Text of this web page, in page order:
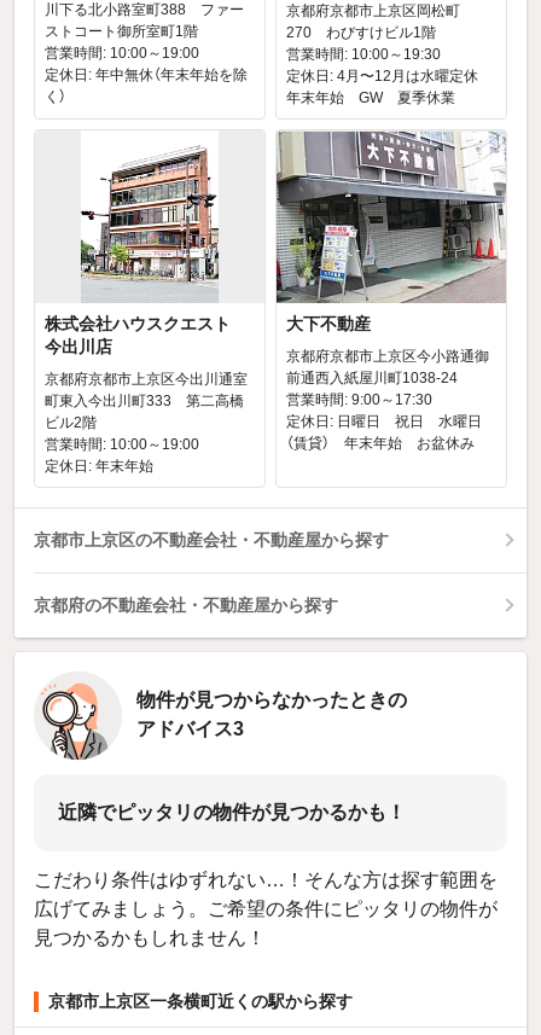
川下る北小路室町388 ファー
ストコート御所室町1階
営業時間: 10:00～19:00
定休日: 年中無休（年末年始を除
く）
京都府京都市上京区岡松町
270 わびすけビル1階
営業時間: 10:00～19:30
定休日: 4月〜12月は水曜定休
年末年始 GW 夏季休業
株式会社ハウスクエスト
今出川店
京都府京都市上京区今出川通室
町東入今出川町333 第二高橋
ビル2階
営業時間: 10:00～19:00
定休日: 年末年始
大下不動産
京都府京都市上京区今小路通御
前通西入紙屋川町1038-24
営業時間: 9:00～17:30
定休日: 日曜日 祝日 水曜日
（賃貸） 年末年始 お盆休み
京都市上京区の不動産会社・不動産屋から探す
京都府の不動産会社・不動産屋から探す
物件が見つからなかったときの
アドバイス3
近隣でピッタリの物件が見つかるかも！
こだわり条件はゆずれない…！そんな方は探す範囲を
広げてみましょう。ご希望の条件にピッタリの物件が
見つかるかもしれません！
京都市上京区一条横町近くの駅から探す